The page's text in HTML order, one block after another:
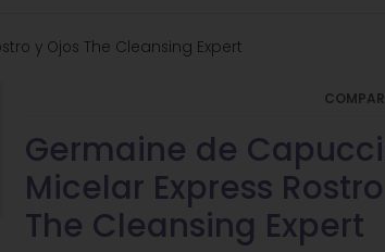
y Ojos The Cleansing Expert
Germaine de
Micelar Express
The Cleansing Expert